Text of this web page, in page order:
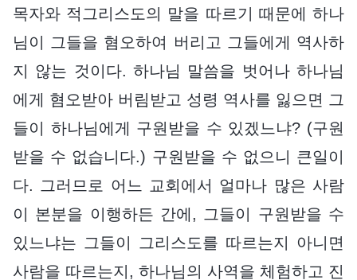
목자와 적그리스도의 말을 따르기 때문에 하나
님이 그들을 혐오하여 버리고 그들에게 역사하
지 않는 것이다. 하나님 말씀을 벗어나 하나님
에게 혐오받아 버림받고 성령 역사를 잃으면 그
들이 하나님에게 구원받을 수 있겠느냐? (구원
받을 수 없습니다.) 구원받을 수 없으니 큰일이
다. 그러므로 어느 교회에서 얼마나 많은 사람
이 본분을 이행하든 간에, 그들이 구원받을 수
있느냐는 그들이 그리스도를 따르는지 아니면
사람을 따르는지, 하나님의 사역을 체험하고 진